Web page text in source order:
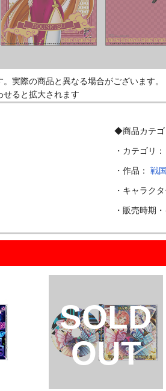
実際の商品と異なる場合がございます。
せると拡大されます
◆商品カテゴ
・カテゴリ
・作品： 戦
・キャラク
・販売時期
SOLD
OUT